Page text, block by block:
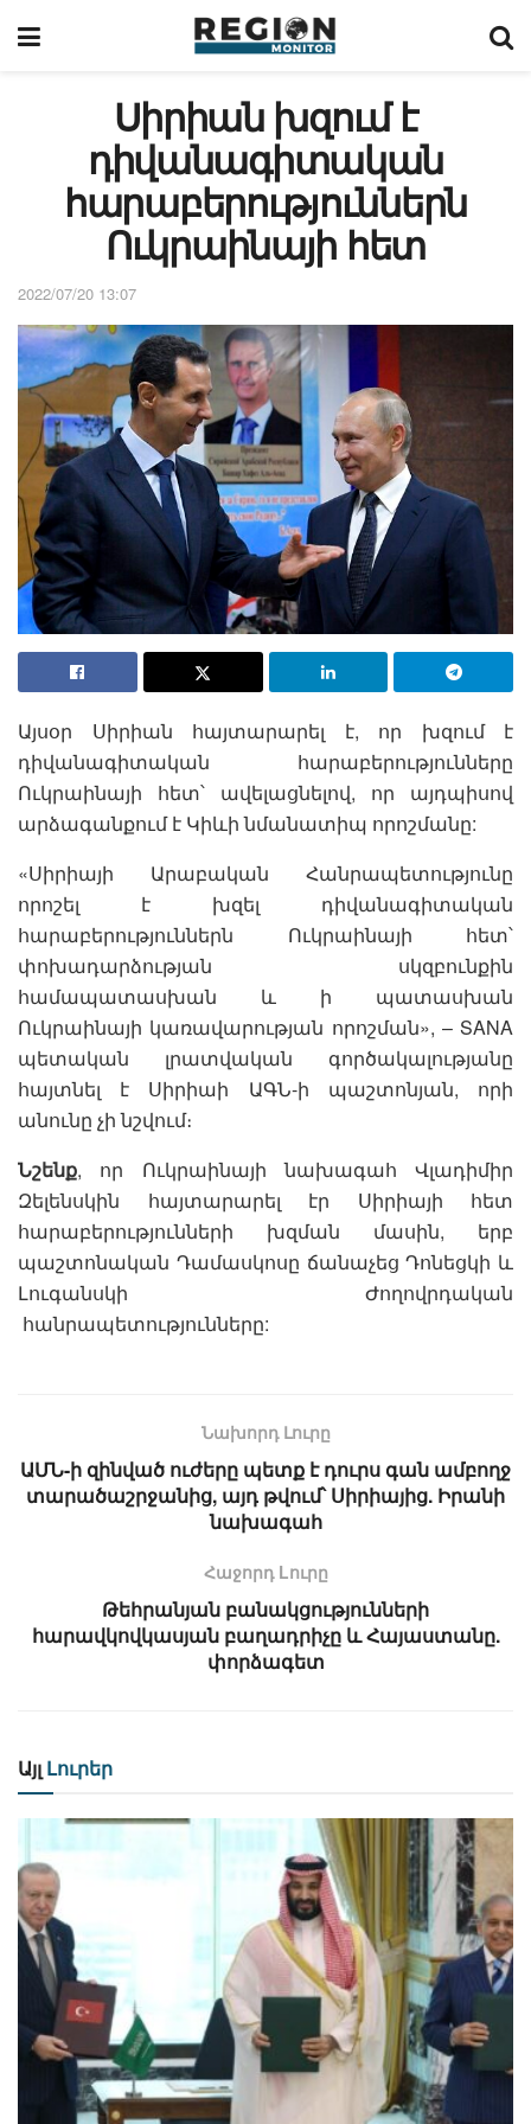
Սիրիան խզում է
դիվանագիտական
հարաբերություններն
Ուկրաինայի հետ
2022/07/20 13:07
Այսօր Սիրիան հայտարարել է, որ խզում է
դիվանագիտական հարաբերությունները
Ուկրաինայի հետ՝ ավելացնելով, որ այդպիսով
արձագանքում է Կիևի նմանատիպ որոշմանը:
«Սիրիայի Արաբական Հանրապետությունը
որոշել է խզել դիվանագիտական
հարաբերություններն Ուկրաինայի հետ՝
փոխադարձության սկզբունքին
համապատասխան և ի պատասխան
Ուկրաինայի կառավարության որոշման», – SANA
պետական լրատվական գործակալությանը
հայտնել է Սիրիաի ԱԳՆ-ի պաշտոնյան, որի
անունը չի նշվում։
Նշենք, որ Ուկրաինայի նախագահ Վլադիմիր
Զելենսկին հայտարարել էր Սիրիայի հետ
հարաբերությունների խզման մասին, երբ
պաշտոնական Դամասկոսը ճանաչեց Դոնեցկի և
Լուգանսկի Ժողովրդական
հանրապետությունները:
Նախորդ Լուրը
ԱՄՆ-ի զինված ուժերը պետք է դուրս գան ամբողջ
տարածաշրջանից, այդ թվում՝ Սիրիայից. Իրանի
նախագահ
Հաջորդ Lուրը
Թեհրանյան բանակցությունների
հարավկովկասյան բաղադրիչը և Հայաստանը.
փորձագետ
Այլ Լուրեր